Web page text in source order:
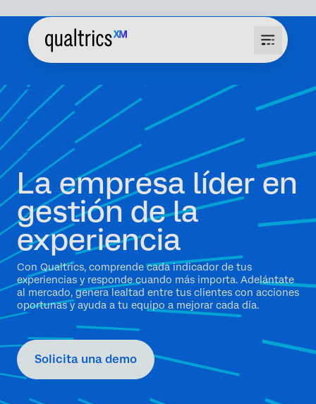
La empresa líder en
gestión de la
experiencia
Con Qualtrics, comprende cada indicador de tus
experiencias y responde cuando más importa. Adelántate
al mercado, genera lealtad entre tus clientes con acciones
oportunas y ayuda a tu equipo a mejorar cada día.
Solicita una demo